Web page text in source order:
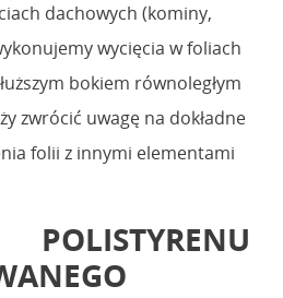
dachowych (kominy,
wycięcia w foliach
bokiem równoległym
zwrócić uwagę na dokładne
folii z innymi elementami